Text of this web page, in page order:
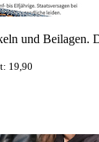
und Beilagen.
19,90